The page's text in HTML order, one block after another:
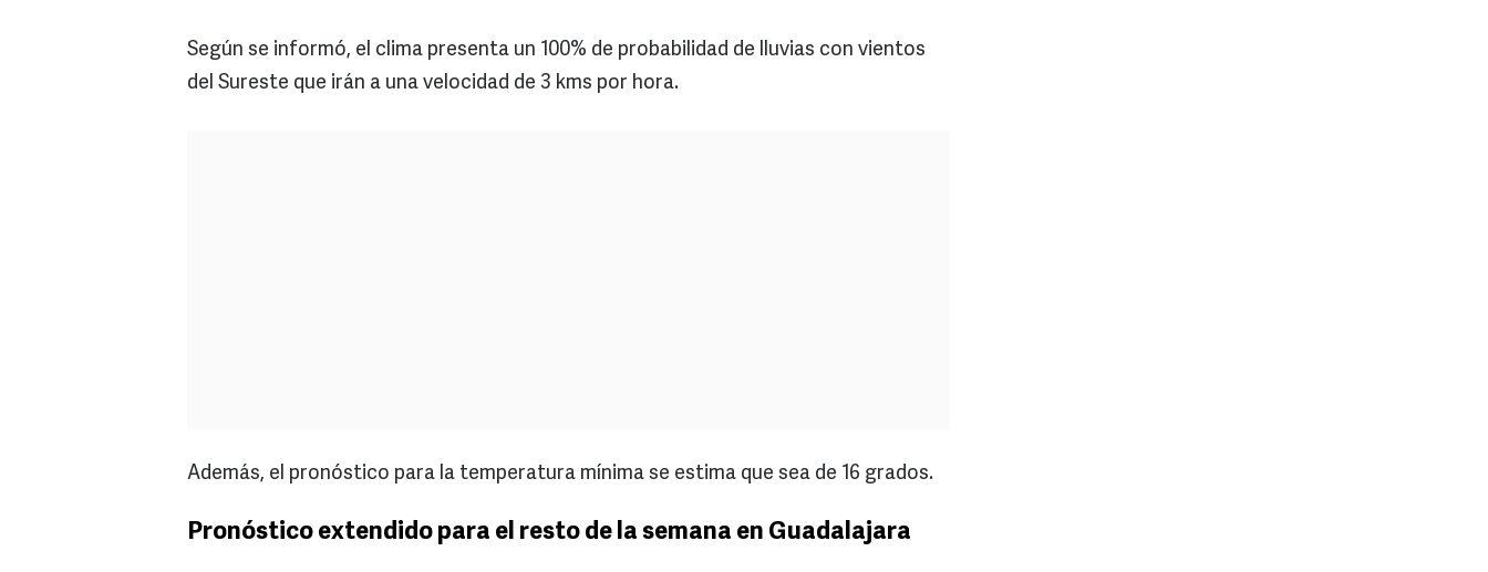
Según se informó, el clima presenta un 100% de probabilidad de lluvias con vientos
del Sureste que irán a una velocidad de 3 kms por hora.
Además, el pronóstico para la temperatura mínima se estima que sea de 16 grados.
Pronóstico extendido para el resto de la semana en Guadalajara